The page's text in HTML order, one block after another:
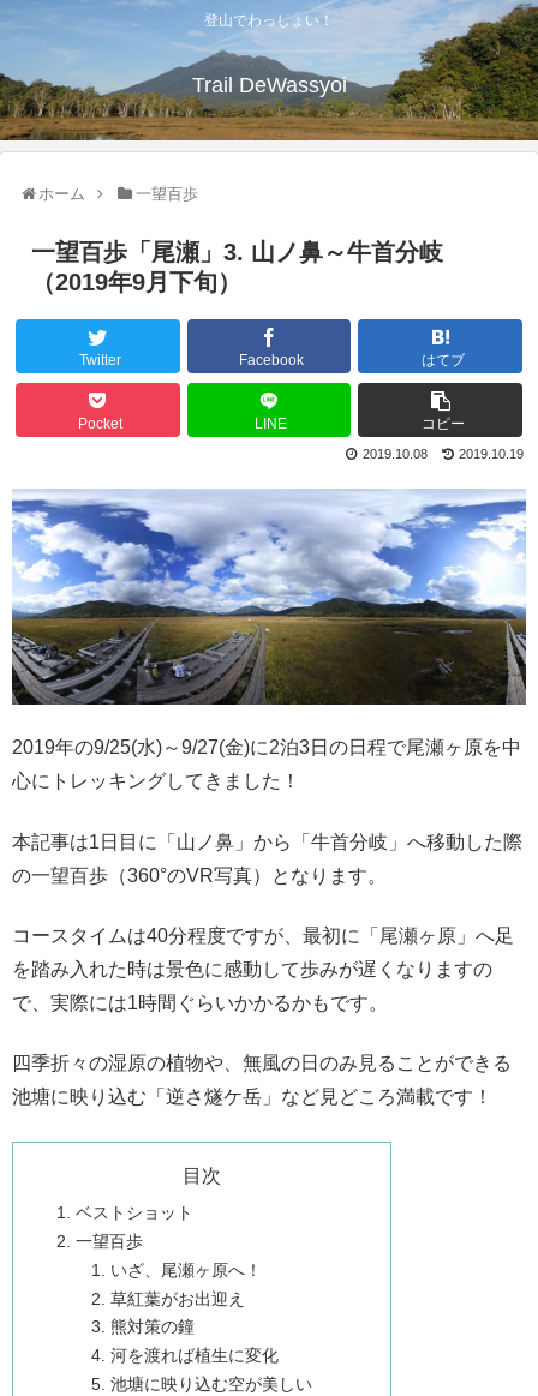
登山でわっしょい！
Trail DeWassyoi
ホーム 一望百歩
一望百歩「尾瀬」3. 山ノ鼻～牛首分岐
（2019年9月下旬）
Twitter Facebook はてブ
Pocket LINE コピー
2019.10.19
2019.10.08
2019年の9/25(水)～9/27(金)に2泊3日の日程で尾瀬ヶ原を中
心にトレッキングしてきました！
本記事は1日目に「山ノ鼻」から「牛首分岐」へ移動した際
の一望百歩（360°のVR写真）となります。
コースタイムは40分程度ですが、最初に「尾瀬ヶ原」へ足
を踏み入れた時は景色に感動して歩みが遅くなりますの
で、実際には1時間ぐらいかかるかもです。
四季折々の湿原の植物や、無風の日のみ見ることができる
池塘に映り込む「逆さ燧ケ岳」など見どころ満載です！
目次
ベストショット
一望百歩
いざ、尾瀬ヶ原へ！
草紅葉がお出迎え
熊対策の鐘
河を渡れば植生に変化
池塘に映り込む空が美しい